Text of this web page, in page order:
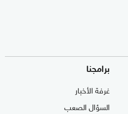
برامجنا
غرفة الأخبار
السؤال الصعب